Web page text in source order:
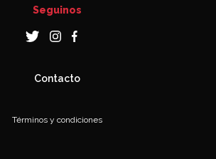
Seguinos
Contacto
Términos y condiciones